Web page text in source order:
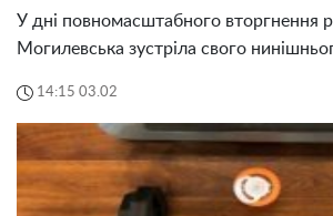
У дні повномасштабного вторгнення
Могилевська зустріла свого
14:15 03.02